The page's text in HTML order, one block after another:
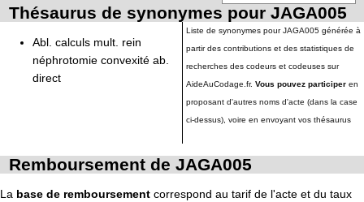
Thésaurus de synonymes pour JAGA005
Abl. calculs mult. rein
néphrotomie convexité ab.
direct
Liste de synonymes pour JAGA005 générée à
partir des contributions et des statistiques de
recherches des codeurs et codeuses sur
AideAuCodage.fr. Vous pouvez participer en
proposant d'autres noms d'acte (dans la case
ci-dessus), voire en envoyant vos thésaurus
Remboursement de JAGA005
La base de remboursement correspond au tarif de l'acte et du taux